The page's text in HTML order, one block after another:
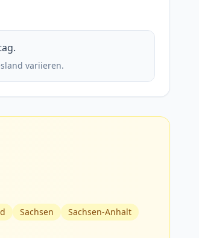
variieren.
Sachsen
Sachsen-Anhalt